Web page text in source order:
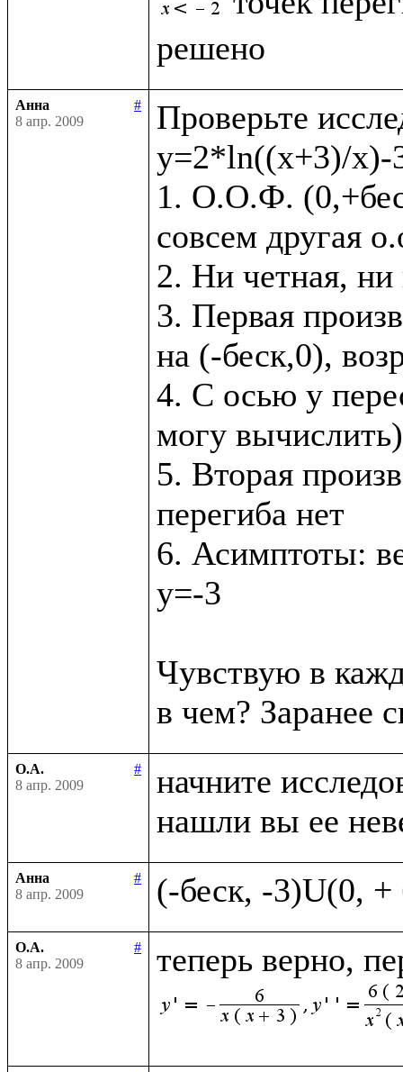
Анна
#
8 апр. 2009
Проверьте
y=2*ln((x+3)/x)-
1. О.О.Ф.
совсем другая
2. Ни четная, ни
3. Первая
на (-беск,0),
4. С осью у
могу вычислить)
5. Вторая
перегиба нет
6. Асимптоты:
у=-3
Чувствую в
О.А.
#
8 апр. 2009
начните
Анна
#
8 апр. 2009
О.А.
#
8 апр. 2009
теперь верно,